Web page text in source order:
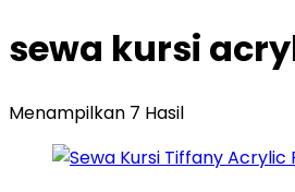
sewa kursi
Menampilkan 7 Hasil